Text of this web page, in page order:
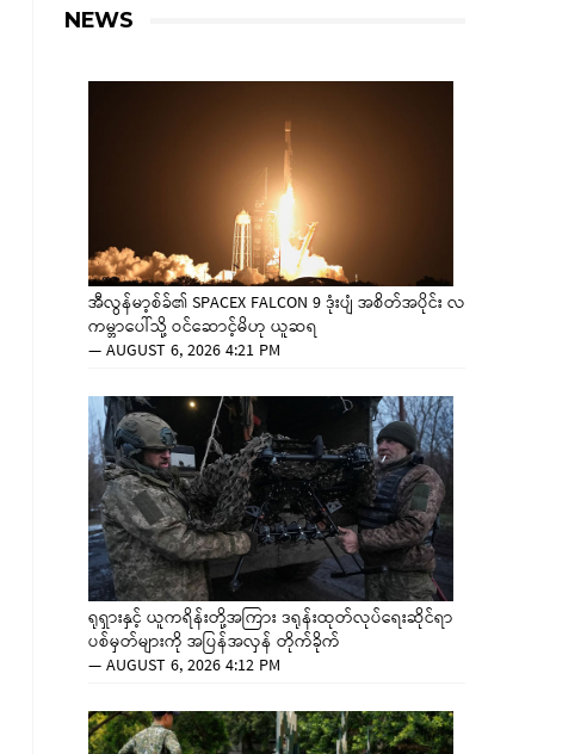
NEWS
အီလွန်မာ့စ်ခ်၏ SPACEX FALCON 9 ဒုံးပျံ အစိတ်အပိုင်း လ
ကမ္ဘာပေါ်သို့ ဝင်ဆောင့်မိဟု ယူဆရ
—AUGUST 6, 2026 4:21 PM
ရုရှားနှင့် ယူကရိန်းတို့အကြား ဒရုန်းထုတ်လုပ်ရေးဆိုင်ရာ
ပစ်မှတ်များကို အပြန်အလှန် တိုက်ခိုက်
—AUGUST 6, 2026 4:12 PM